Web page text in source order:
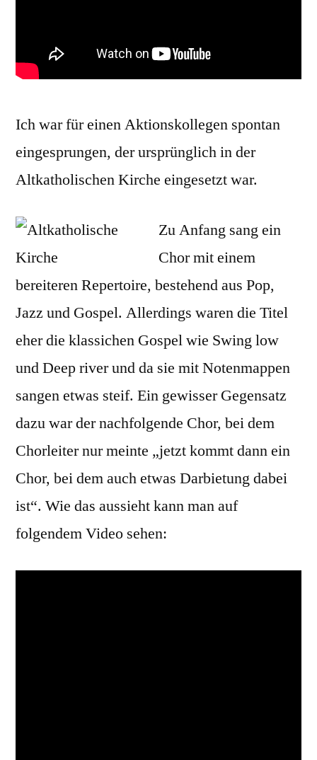
Ich war für einen Aktionskollegen spontan
eingesprungen, der ursprünglich in der
Altkatholischen Kirche eingesetzt war.
Zu Anfang sang ein
Chor mit einem
bereiteren Repertoire, bestehend aus Pop,
Jazz und Gospel. Allerdings waren die Titel
eher die klassichen Gospel wie Swing low
und Deep river und da sie mit Notenmappen
sangen etwas steif. Ein gewisser Gegensatz
dazu war der nachfolgende Chor, bei dem
Chorleiter nur meinte „jetzt kommt dann ein
Chor, bei dem auch etwas Darbietung dabei
ist“. Wie das aussieht kann man auf
folgendem Video sehen: